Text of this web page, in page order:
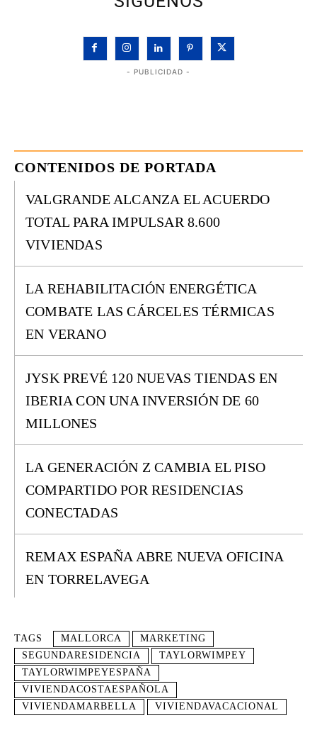
- PUBLICIDAD -
CONTENIDOS DE PORTADA
VALGRANDE ALCANZA EL ACUERDO
TOTAL PARA IMPULSAR 8.600
VIVIENDAS
LA REHABILITACIÓN ENERGÉTICA
COMBATE LAS CÁRCELES TÉRMICAS
EN VERANO
JYSK PREVÉ 120 NUEVAS TIENDAS EN
IBERIA CON UNA INVERSIÓN DE 60
MILLONES
LA GENERACIÓN Z CAMBIA EL PISO
COMPARTIDO POR RESIDENCIAS
CONECTADAS
REMAX ESPAÑA ABRE NUEVA OFICINA
EN TORRELAVEGA
TAGS MALLORCA
MARKETING
SEGUNDARESIDENCIA
TAYLORWIMPEY
TAYLORWIMPEYESPAÑA
VIVIENDACOSTAESPAÑOLA
VIVIENDAMARBELLA
VIVIENDAVACACIONAL